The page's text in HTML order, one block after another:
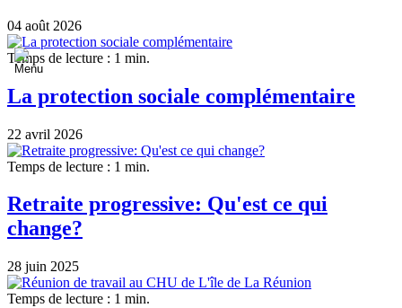
04 août 2026
Temps de lecture : 1 min.
La protection sociale complémentaire
22 avril 2026
Temps de lecture : 1 min.
Retraite progressive: Qu'est ce qui
change?
28 juin 2025
Temps de lecture : 1 min.